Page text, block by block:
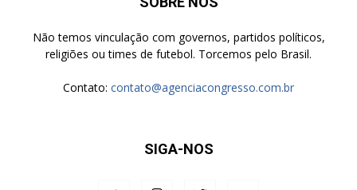
Não temos vinculação com governos, partidos políticos,
religiões ou times de futebol. Torcemos pelo Brasil.
Contato: contato@agenciacongresso.com.br
SIGA-NOS